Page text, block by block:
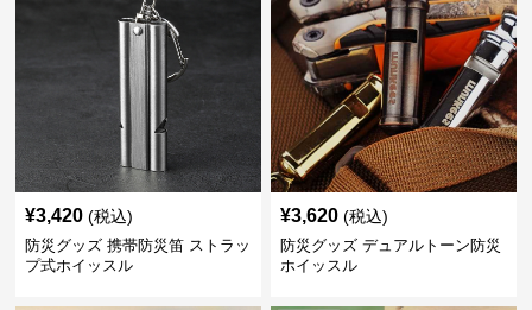
¥3,420 (税込)
防災グッズ 携帯防災笛 ストラッ
プ式ホイッスル
¥3,620 (税込)
防災グッズ デュアルトーン防災
ホイッスル